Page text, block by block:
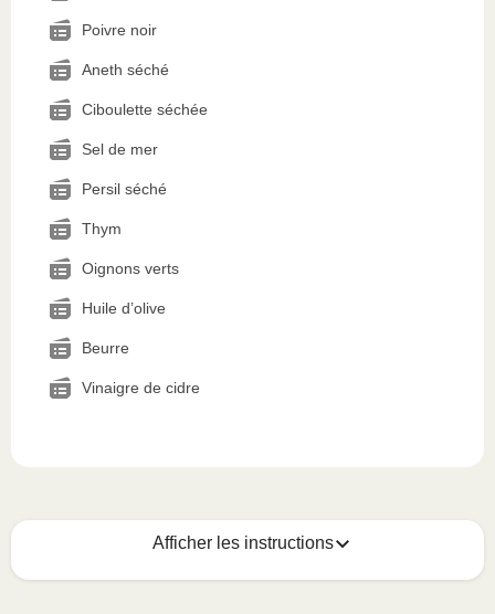
Poivre noir
Aneth séché
Ciboulette séchée
Sel de mer
Persil séché
Thym
Oignons verts
Huile d’olive
Beurre
Vinaigre de cidre
Afficher les instructions
Voici quoi faire :